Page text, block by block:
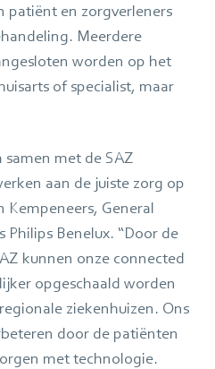
patiënt en zorgverleners
Meerdere
worden op het
of specialist, maar
met de SAZ
aan de juiste zorg op
Kempeneers, General
Philips Benelux. “Door de
kunnen onze connected
opgeschaald worden
ziekenhuizen. Ons
door de patiënten
met technologie.